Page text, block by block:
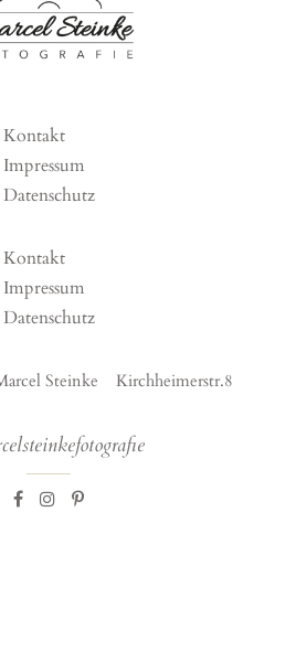
Kontakt
Impressum
Datenschutz
Kontakt
Impressum
Datenschutz
Steinke Kirchheimerstr.8